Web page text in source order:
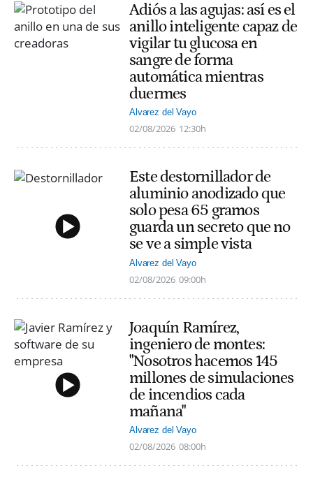
Adiós a las agujas: así es el
anillo inteligente capaz de
vigilar tu glucosa en
sangre de forma
automática mientras
duermes
Alvarez del Vayo
02/08/2026 12:30h
Este destornillador de
aluminio anodizado que
solo pesa 65 gramos
guarda un secreto que no
se ve a simple vista
Alvarez del Vayo
02/08/2026 09:00h
Joaquín Ramírez,
ingeniero de montes:
"Nosotros hacemos 145
millones de simulaciones
de incendios cada
mañana"
Alvarez del Vayo
02/08/2026 08:00h